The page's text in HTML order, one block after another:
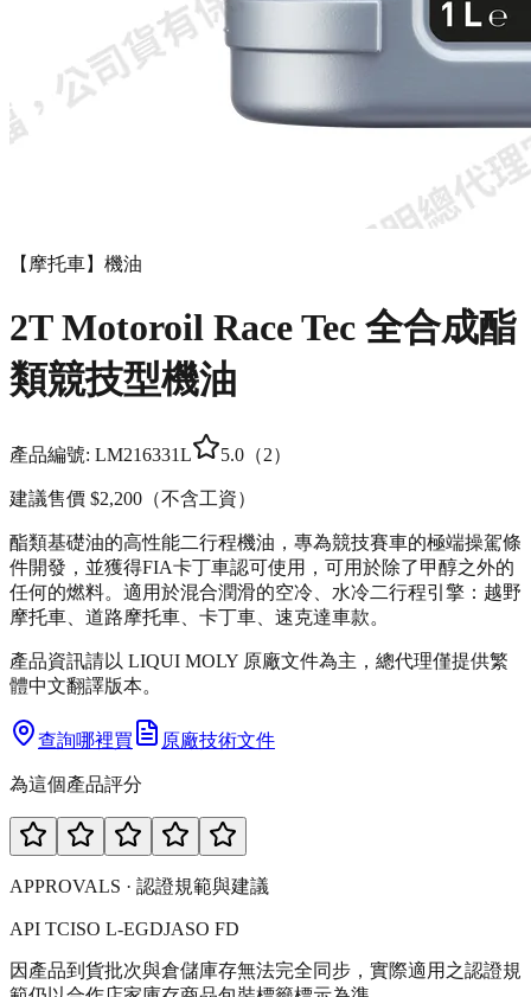
【摩托車】機油
2T Motoroil Race Tec 全合成酯
類競技型機油
產品編號: LM216331L 5.0 （2）
建議售價 $2,200 （不含工資）
酯類基礎油的高性能二行程機油，專為競技賽車的極端操駕條
件開發，並獲得FIA卡丁車認可使用，可用於除了甲醇之外的
任何的燃料。適用於混合潤滑的空冷、水冷二行程引擎：越野
摩托車、道路摩托車、卡丁車、速克達車款。
產品資訊請以 LIQUI MOLY 原廠文件為主，總代理僅提供繁
體中文翻譯版本。
查詢哪裡買 原廠技術文件
為這個產品評分
APPROVALS · 認證規範與建議
API TCISO L-EGDJASO FD
因產品到貨批次與倉儲庫存無法完全同步，實際適用之認證規